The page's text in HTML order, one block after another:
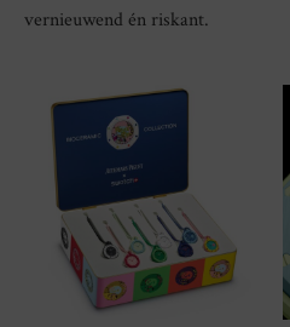
vernieuwend én riskant.